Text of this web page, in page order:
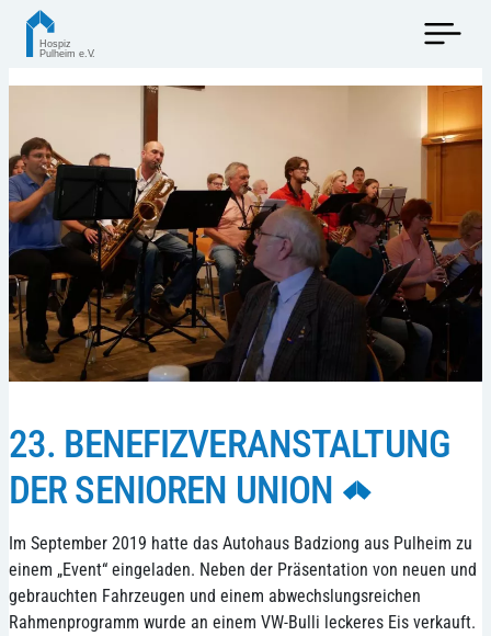
23. BENEFIZVERANSTALTUNG
DER SENIOREN UNION
Im September 2019 hatte das Autohaus Badziong aus Pulheim zu
einem „Event“ eingeladen. Neben der Präsentation von neuen und
gebrauchten Fahrzeugen und einem abwechslungsreichen
Rahmenprogramm wurde an einem VW-Bulli leckeres Eis verkauft.